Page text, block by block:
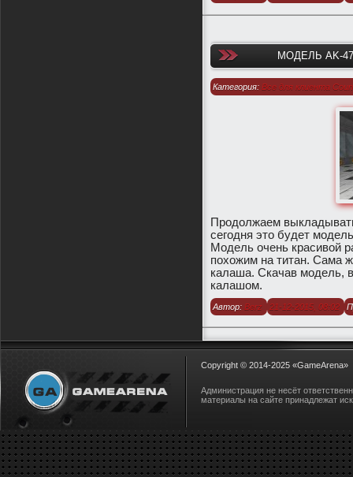
МОДЕЛЬ AK-47
Категория: Все для клиента
Модели оружия для CS 1.6
Продолжаем
сегодня это будет
Модель очень красивой
похожим на титан. Сама
калаша. Скачав модель,
калашом.
Автор: Berz 21-12-2015, 08:02
Copyright © 2014-2025 «GameArena»
Администрация не несёт
материалы на сайте принадлежат